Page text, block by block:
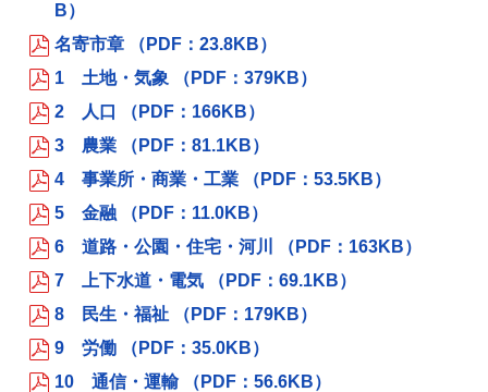
B）
名寄市章 （PDF：23.8KB）
1 土地・気象 （PDF：379KB）
2 人口 （PDF：166KB）
3 農業 （PDF：81.1KB）
4 事業所・商業・工業 （PDF：53.5KB）
5 金融 （PDF：11.0KB）
6 道路・公園・住宅・河川 （PDF：163KB）
7 上下水道・電気 （PDF：69.1KB）
8 民生・福祉 （PDF：179KB）
9 労働 （PDF：35.0KB）
10 通信・運輸 （PDF：56.6KB）